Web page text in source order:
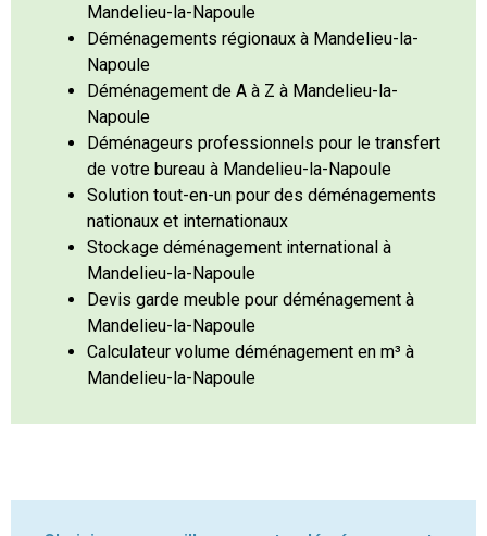
Mandelieu-la-Napoule
Déménagements régionaux à Mandelieu-la-
Napoule
Déménagement de A à Z à Mandelieu-la-
Napoule
Déménageurs professionnels pour le transfert
de votre bureau à Mandelieu-la-Napoule
Solution tout-en-un pour des déménagements
nationaux et internationaux
Stockage déménagement international à
Mandelieu-la-Napoule
Devis garde meuble pour déménagement à
Mandelieu-la-Napoule
Calculateur volume déménagement en m³ à
Mandelieu-la-Napoule